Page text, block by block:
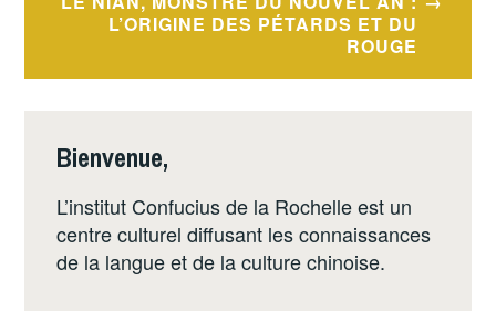
L’ORIGINE DES PÉTARDS ET DU
ROUGE
Bienvenue,
L’institut Confucius de la Rochelle est un
centre culturel diffusant les connaissances
de la langue et de la culture chinoise.